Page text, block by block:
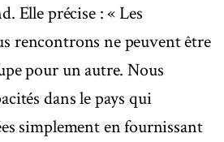
Elle précise : « Les
rencontrons ne peuvent être
pour un autre. Nous
dans le pays qui
simplement en fournissant